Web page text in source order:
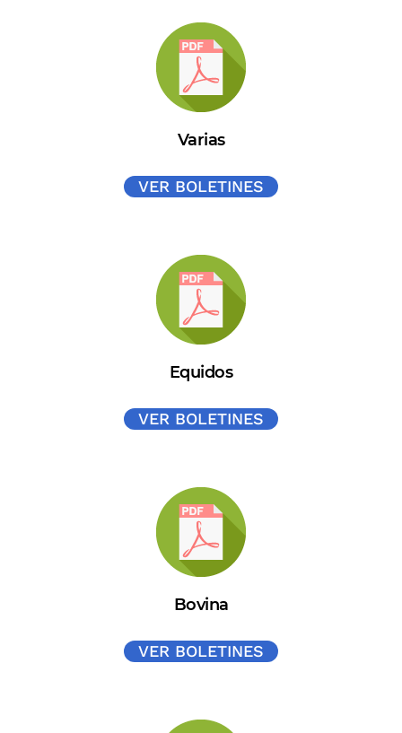
Varias
VER BOLETINES
Equidos
VER BOLETINES
Bovina
VER BOLETINES